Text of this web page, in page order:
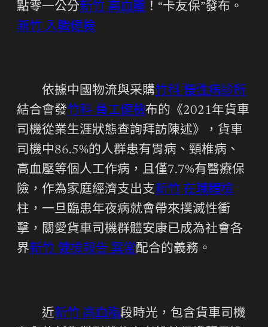
點零一公分新竹 高血壓 ！“卡友保”發布。
新竹 入職健檢
依據中國物流與采購竹科 慢性病診所
結合會發竹科 員工健檢布的《2021年貨車
司機從業生涯狀態查詢拜訪陳述》，貨車
司機中86.5%的人群患有胃病、頸椎病、
高血壓等個人工作病，且僅7.7%有醫療保
險，作為家庭經濟支出支新竹 在職體檢
柱，一旦臨患年夜病就會帶來撲滅性衝
擊，關愛貨車司機群體安康已成為社會各
界新竹 健檢報告 異常配合的義務。
近新竹 高血脂段時光，包含貨車司機